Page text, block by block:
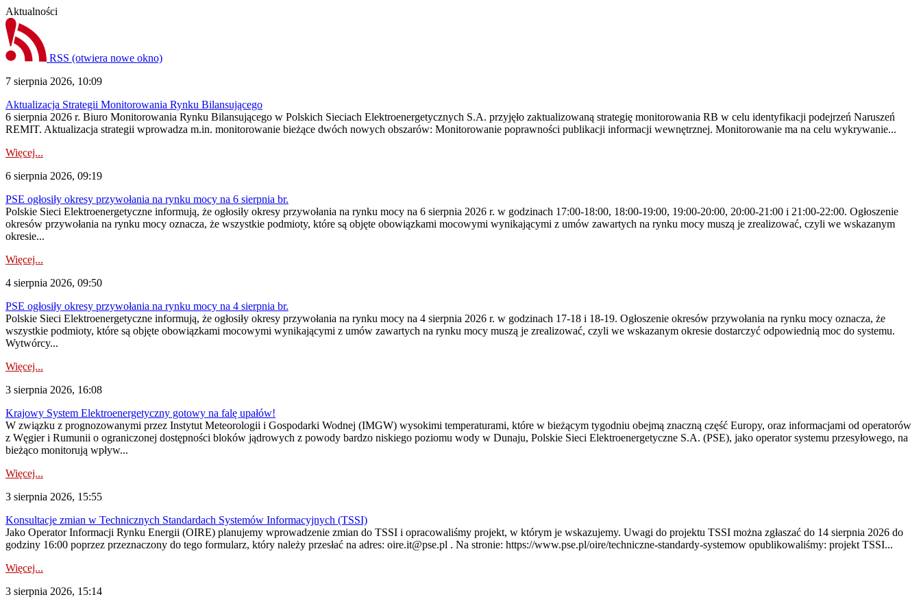
Aktualności
RSS (otwiera nowe okno)
7 sierpnia 2026, 10:09
Aktualizacja Strategii Monitorowania Rynku Bilansującego
6 sierpnia 2026 r. Biuro Monitorowania Rynku Bilansującego w Polskich Sieciach Elektroenergetycznych S.A. przyjęło zaktualizowaną strategię monitorowania RB w celu identyfikacji podejrzeń Naruszeń
REMIT. Aktualizacja strategii wprowadza m.in. monitorowanie bieżące dwóch nowych obszarów: Monitorowanie poprawności publikacji informacji wewnętrznej. Monitorowanie ma na celu wykrywanie...
Więcej...
6 sierpnia 2026, 09:19
PSE ogłosiły okresy przywołania na rynku mocy na 6 sierpnia br.
Polskie Sieci Elektroenergetyczne informują, że ogłosiły okresy przywołania na rynku mocy na 6 sierpnia 2026 r. w godzinach 17:00-18:00, 18:00-19:00, 19:00-20:00, 20:00-21:00 i 21:00-22:00. Ogłoszenie
okresów przywołania na rynku mocy oznacza, że wszystkie podmioty, które są objęte obowiązkami mocowymi wynikającymi z umów zawartych na rynku mocy muszą je zrealizować, czyli we wskazanym
okresie...
Więcej...
4 sierpnia 2026, 09:50
PSE ogłosiły okresy przywołania na rynku mocy na 4 sierpnia br.
Polskie Sieci Elektroenergetyczne informują, że ogłosiły okresy przywołania na rynku mocy na 4 sierpnia 2026 r. w godzinach 17-18 i 18-19. Ogłoszenie okresów przywołania na rynku mocy oznacza, że
wszystkie podmioty, które są objęte obowiązkami mocowymi wynikającymi z umów zawartych na rynku mocy muszą je zrealizować, czyli we wskazanym okresie dostarczyć odpowiednią moc do systemu.
Wytwórcy...
Więcej...
3 sierpnia 2026, 16:08
Krajowy System Elektroenergetyczny gotowy na falę upałów!
W związku z prognozowanymi przez Instytut Meteorologii i Gospodarki Wodnej (IMGW) wysokimi temperaturami, które w bieżącym tygodniu obejmą znaczną część Europy, oraz informacjami od operatorów
z Węgier i Rumunii o ograniczonej dostępności bloków jądrowych z powody bardzo niskiego poziomu wody w Dunaju, Polskie Sieci Elektroenergetyczne S.A. (PSE), jako operator systemu przesyłowego, na
bieżąco monitorują wpływ...
Więcej...
3 sierpnia 2026, 15:55
Konsultacje zmian w Technicznych Standardach Systemów Informacyjnych (TSSI)
Jako Operator Informacji Rynku Energii (OIRE) planujemy wprowadzenie zmian do TSSI i opracowaliśmy projekt, w którym je wskazujemy. Uwagi do projektu TSSI można zgłaszać do 14 sierpnia 2026 do
godziny 16:00 poprzez przeznaczony do tego formularz, który należy przesłać na adres: oire.it@pse.pl . Na stronie: https://www.pse.pl/oire/techniczne-standardy-systemow opublikowaliśmy: projekt TSSI...
Więcej...
3 sierpnia 2026, 15:14